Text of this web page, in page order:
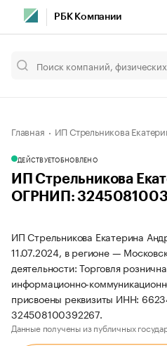
РБК Компании
Главная ИП Стрельникова
ДЕЙСТВУЕТОБНОВЛЕНО
ИП Стрельникова
ОГРНИП:
ИП Стрельникова Екатерина
11.07.2024, в регионе —
деятельности: Торговля
информационно-
присвоены реквизиты ИНН:
324508100392267.
Данные получены из публичных